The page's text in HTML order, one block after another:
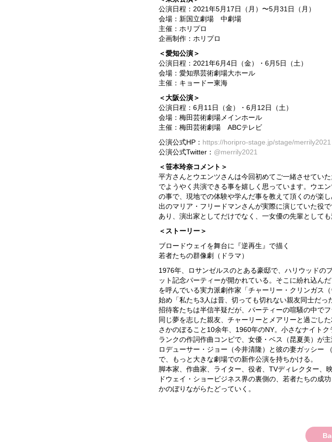
公演日程：2021年5月17日（月）〜5月31日（月）
会場：新国立劇場 中劇場
主催：ホリプロ
企画制作：ホリプロ
＜愛知公演＞
公演日程：2021年6月4日（金）・6月5日（土）
会場：愛知県芸術劇場大ホール
主催：キョードー東海
＜大阪公演＞
公演日程：6月11日（金）・6月12日（土）
会場：梅田芸術劇場メインホール
主催：梅田芸術劇場 ABCテレビ
公演公式HP： https://horipro-stage.jp/stage/merrily2021
公演公式Twitter： @merrily2021
＜笹本玲奈コメント＞
平方さんとウエンツさんは今回初めてご一緒させてい
でようやく共演できる事を嬉しく思っています。ウエ
の事で、現地での体験や学んだ事を教えて頂くのが楽
出のマリア・フリードマンさんが実際に演じていた役
あり、演出家としてだけでなく、一女優の先輩として
＜ストーリー＞
ブロードウェイを舞台に『逆再生』で描く
若者たちの群像劇（ドラマ）
1976年、ロサンゼルスのとある豪邸で、ハリウッドの
ット記念パーティーが開かれている。そこに紛れ込ん
を呼んでいる実力派劇作家「チャーリー・クリンガス
始め「私たち3人は昔、切っても切れない親友同士だっ
招待客たちは半信半疑だが、パーティーの喧騒の中で
同じ夢を志した親友、チャーリーとメアリーと過ごした
さかのぼること10余年、1960年のNY。小さなナイト
ランクの作詞作曲コンビで、女優・ベス（昆夏美）が
ロデューサー・ジョー（今井清隆）と彼の妻ガッシー
で、もっと大きな劇場での新作公演を持ちかける。
脚本家、作曲家、ライター、役者、TVディレクター
ドウェイ・ショービジネス界の裏側の、若者たちの成
かのぼりながらたどっていく。